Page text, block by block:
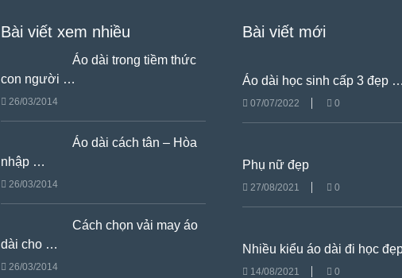
Bài viết xem nhiều
Áo dài trong tiềm thức
con người …
26/03/2014
Áo dài cách tân – Hòa
nhập …
26/03/2014
Cách chọn vải may áo
dài cho …
26/03/2014
Bài viết mới
Áo dài học sinh cấp 3 đẹp
07/07/2022 0
Phụ nữ đẹp
27/08/2021 0
Nhiều kiểu áo dài đi học
14/08/2021 0